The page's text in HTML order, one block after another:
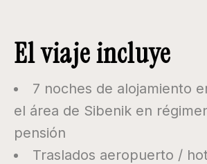
El viaje incluye
7 noches de alojamiento
el área de Sibenik en
pensión
Traslados aeropuerto /